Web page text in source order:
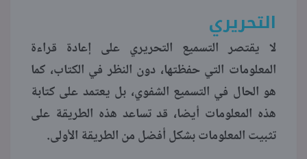
التحريري
لا يقتصر التسميع التحريري على إعادة قراءة
المعلومات التي حفظتها، دون النظر في الكتاب، كما
هو الحال في التسميع الشفوي، بل يعتمد على كتابة
هذه المعلومات أيضا، قد تساعد هذه الطريقة على
تثبيت المعلومات بشكل أفضل من الطريقة الأولى.